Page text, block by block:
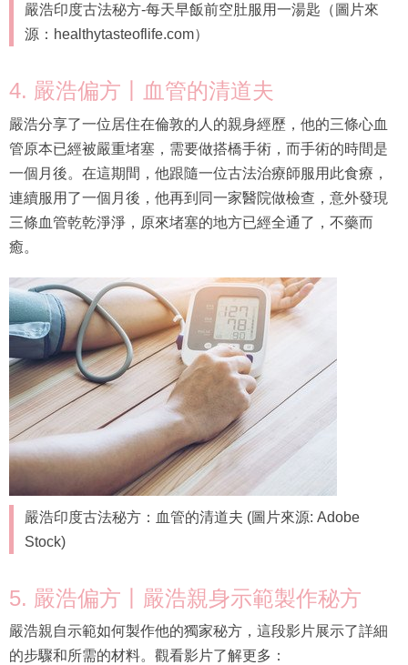
嚴浩印度古法秘方-每天早飯前空肚服用一湯匙（圖片來
源：healthytasteoflife.com）
4. 嚴浩偏方丨血管的清道夫
嚴浩分享了一位居住在倫敦的人的親身經歷，他的三條心血
管原本已經被嚴重堵塞，需要做搭橋手術，而手術的時間是
一個月後。在這期間，他跟隨一位古法治療師服用此食療，
連續服用了一個月後，他再到同一家醫院做檢查，意外發現
三條血管乾乾淨淨，原來堵塞的地方已經全通了，不藥而
癒。
嚴浩印度古法秘方：血管的清道夫 (圖片來源: Adobe
Stock)
5. 嚴浩偏方丨嚴浩親身示範製作秘方
嚴浩親自示範如何製作他的獨家秘方，這段影片展示了詳細
的步驟和所需的材料。觀看影片了解更多：